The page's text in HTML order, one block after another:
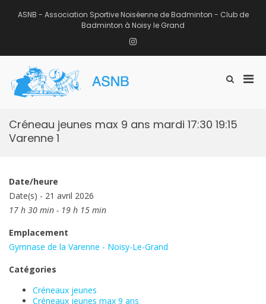
ASNB - Association Sportive Noiséenne de Badminton - Club de
Badminton à Noisy le Grand
Instagram
Afficher
recherche
Créneau jeunes max 9 ans mardi 17:30 19:15
Varenne 1
Date/heure
Date(s) - 21 avril 2026
17 h 30 min - 19 h 15 min
Emplacement
Gymnase de la Varenne - Noisy-Le-Grand
Catégories
Créneaux jeunes
Créneaux jeunes max 9 ans